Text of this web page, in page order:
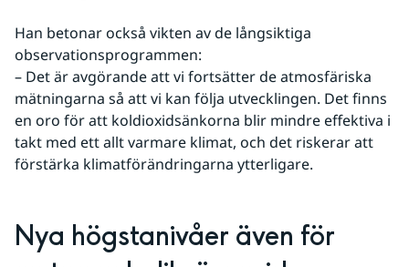
Han betonar också vikten av de långsiktiga
observationsprogrammen:
– Det är avgörande att vi fortsätter de atmosfäriska
mätningarna så att vi kan följa utvecklingen. Det finns
en oro för att koldioxidsänkorna blir mindre effektiva i
takt med ett allt varmare klimat, och det riskerar att
förstärka klimatförändringarna ytterligare.
Nya högstanivåer även för